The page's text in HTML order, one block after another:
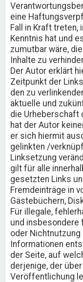
eine
Fall in Kraft treten,
Kenntnis hat und
zumutbar wäre,
Inhalte zu
Der Autor erklärt
Zeitpunkt der
den zu
aktuelle und
die Urheberschaft
hat der Autor
er sich hiermit
gelinkten /
Linksetzung
gilt für alle
gesetzten Links
Fremdeinträge in
Gästebüchern,
Für illegale,
und insbesondere
oder
Informationen
der Seite, auf
derjenige, der
Veröffentlichung